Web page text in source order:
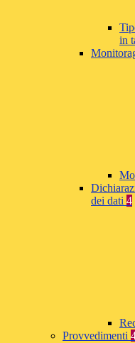
in
dei dati 4
Provvedimenti